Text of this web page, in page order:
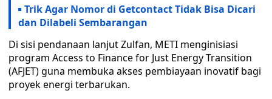
Trik Agar Nomor di Getcontact Tidak Bisa Dicari
dan Dilabeli Sembarangan
Di sisi pendanaan lanjut Zulfan, METI menginisiasi
program Access to Finance for Just Energy Transition
(AFJET) guna membuka akses pembiayaan inovatif bagi
proyek energi terbarukan.